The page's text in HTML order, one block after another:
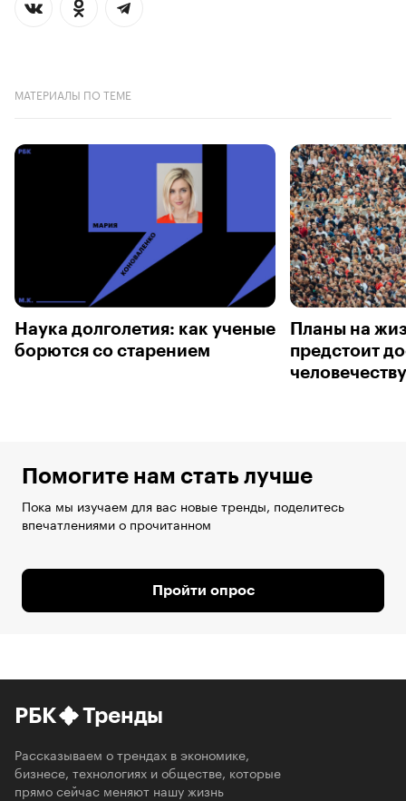
МАТЕРИАЛЫ ПО ТЕМЕ
Наука долголетия: как ученые
борются со старением
Планы на
предстоит
Помогите нам стать лучше
Пока мы изучаем для вас новые тренды, поделитесь
впечатлениями о прочитанном
Пройти опрос
РБК Тренды
Рассказываем о трендах в экономике,
бизнесе, технологиях и обществе, которые
прямо сейчас меняют нашу жизнь